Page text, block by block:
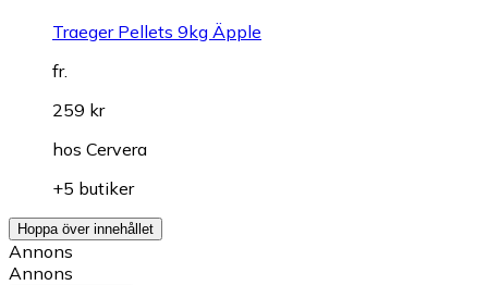
Traeger Pellets 9kg Äpple
fr.
259 kr
hos Cervera
+5 butiker
Hoppa över innehållet
Annons
Annons